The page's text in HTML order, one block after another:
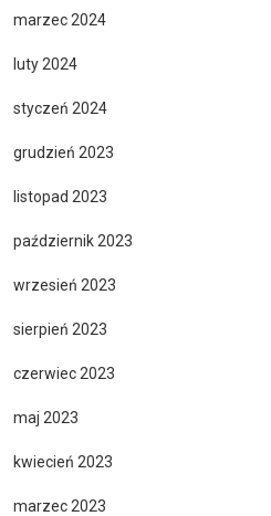
marzec 2024
luty 2024
styczeń 2024
grudzień 2023
listopad 2023
październik 2023
wrzesień 2023
sierpień 2023
czerwiec 2023
maj 2023
kwiecień 2023
marzec 2023